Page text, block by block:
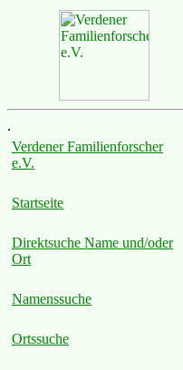
.
Verdener Familienforscher
e.V.
Startseite
Direktsuche Name und/oder
Ort
Namenssuche
Ortssuche